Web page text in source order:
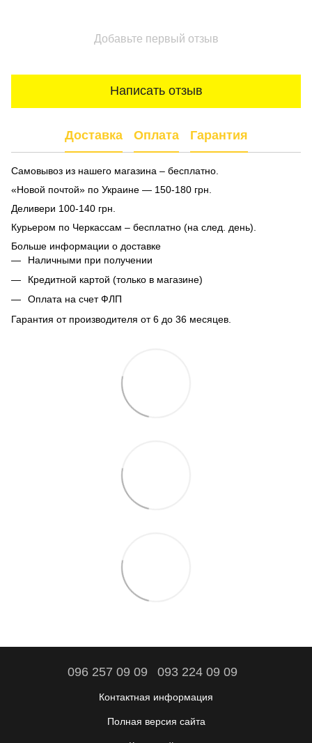
Добавьте первый отзыв
Написать отзыв
Доставка Оплата Гарантия
Самовывоз из нашего магазина – бесплатно.
«Новой почтой» по Украине — 150-180 грн.
Деливери 100-140 грн.
Курьером по Черкассам – бесплатно (на след. день).
Больше информации о доставке
Наличными при получении
Кредитной картой (только в магазине)
Оплата на счет ФЛП
Гарантия от производителя от 6 до 36 месяцев.
096 257 09 09 093 224 09 09
Контактная информация
Полная версия сайта